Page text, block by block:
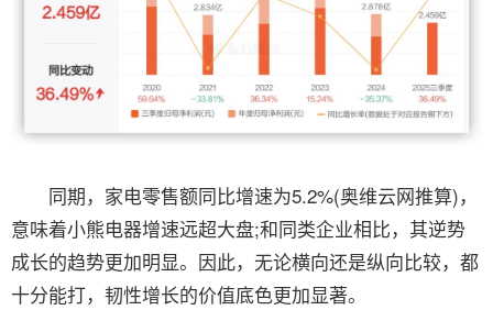
同期，家电零售额同比增速为5.2%(奥维云网推算)，
意味着小熊电器增速远超大盘;和同类企业相比，其逆势
成长的趋势更加明显。因此，无论横向还是纵向比较，都
十分能打，韧性增长的价值底色更加显著。